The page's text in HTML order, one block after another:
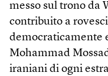
messo sul trono da
contribuito a
democraticamente
Mohammad
iraniani di ogni